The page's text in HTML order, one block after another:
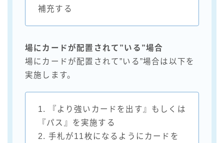
補充する
場にカードが配置されて”いる”場合
場にカードが配置されて”いる”場合は以下を
実施します。
1. 『より強いカードを出す』もしくは
『パス』を実施する
2. 手札が11枚になるようにカードを